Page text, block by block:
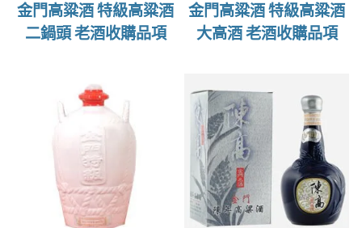
金門高粱酒 特級高粱酒
二鍋頭 老酒收購品項
金門高粱酒 特級高粱酒
大高酒 老酒收購品項